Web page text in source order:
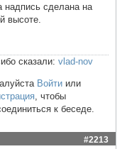
надпись сделана на
высоте.
сказали: vlad-nov
Войти или
, чтобы
к беседе.
#2213